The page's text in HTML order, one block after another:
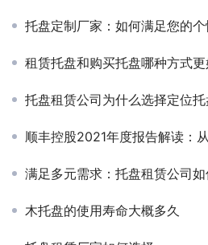
托盘定制厂家：如何满足您的
租赁托盘和购买托盘哪种方式
托盘租赁公司为什么选择定位
顺丰控股2021年度报告解读：从快递之
满足多元需求：托盘租赁公司
木托盘的使用寿命大概多久